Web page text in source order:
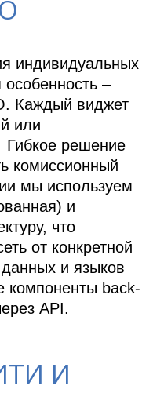
индивидуальных
–
Каждый виджет
или
Гибкое решение
комиссионный
мы используем
и
что
от конкретной
и языков
компоненты back-
API.
И